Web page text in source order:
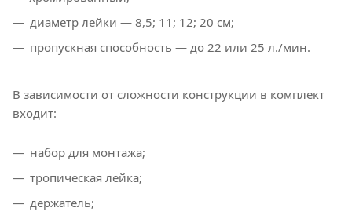
диаметр лейки — 8,5; 11; 12; 20 см;
пропускная способность — до 22 или 25 л./мин.
В зависимости от сложности конструкции в комплект
входит:
набор для монтажа;
тропическая лейка;
держатель;